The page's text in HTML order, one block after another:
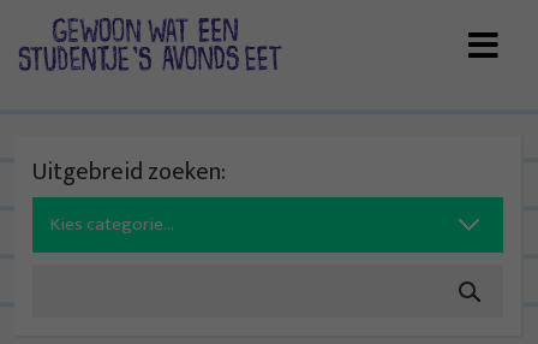
Uitgebreid zoeken:
Search
for: